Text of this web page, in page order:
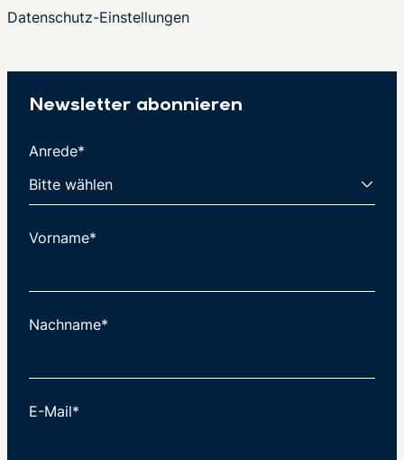
Datenschutz-Einstellungen
Newsletter abonnieren
Anrede*
Vorname*
Nachname*
E-Mail*